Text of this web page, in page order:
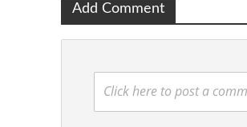
Add Comment
Click here to post a